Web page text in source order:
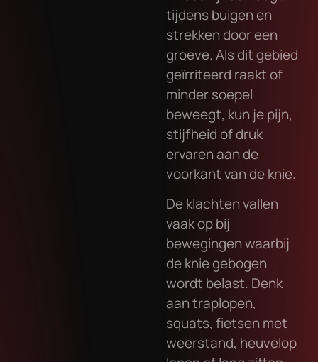
tijdens buigen en
strekken door een
groeve. Als dit gebied
geïrriteerd raakt of
minder soepel
beweegt, kun je pijn,
stijfheid of druk
ervaren aan de
voorkant van de knie.
De klachten vallen
vaak op bij
bewegingen waarbij
de knie gebogen
wordt belast. Denk
aan traplopen,
squats, fietsen met
weerstand, heuvelop